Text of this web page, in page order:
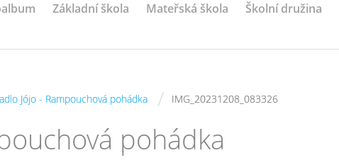
Základní škola Mateřská škola Školní družina
Jójo - Rampouchová pohádka / IMG_20231208_083326
pohádka